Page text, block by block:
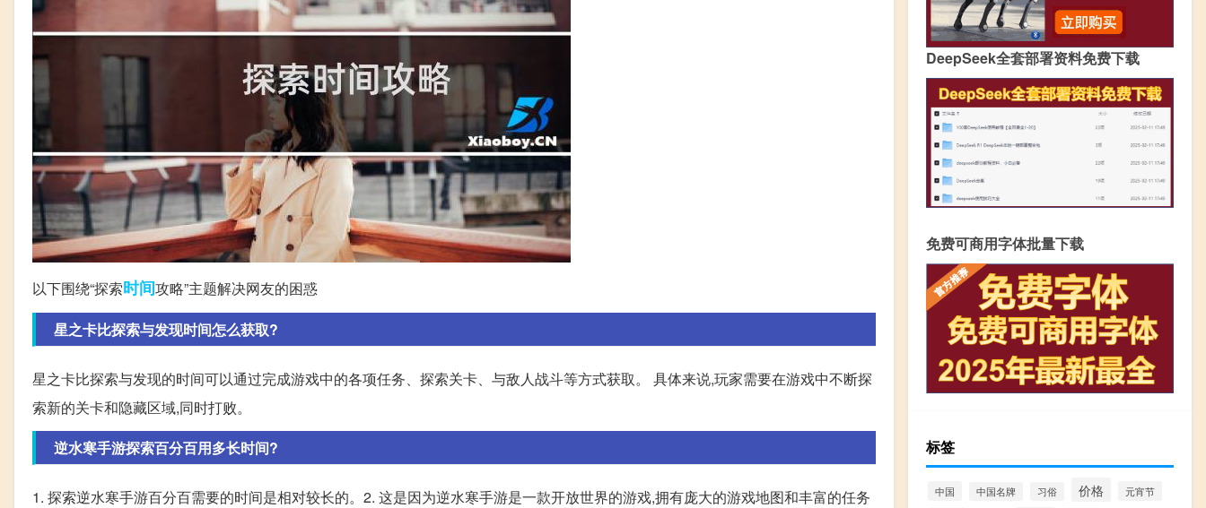
以下围绕“探索时间攻略”主题解决网友的困惑
星之卡比探索与发现时间怎么获取?
星之卡比探索与发现的时间可以通过完成游戏中的各项任务、探索关卡、与敌人战斗等方式获取。 具体来说,玩家需要在游戏中不断探
索新的关卡和隐藏区域,同时打败。
逆水寒手游探索百分百用多长时间?
1. 探索逆水寒手游百分百需要的时间是相对较长的。2. 这是因为逆水寒手游是一款开放世界的游戏,拥有庞大的游戏地图和丰富的任务
DeepSeek全套部署资料免费下载
免费可商用字体批量下载
标签
中国 中国名牌 习俗 价格 元宵节